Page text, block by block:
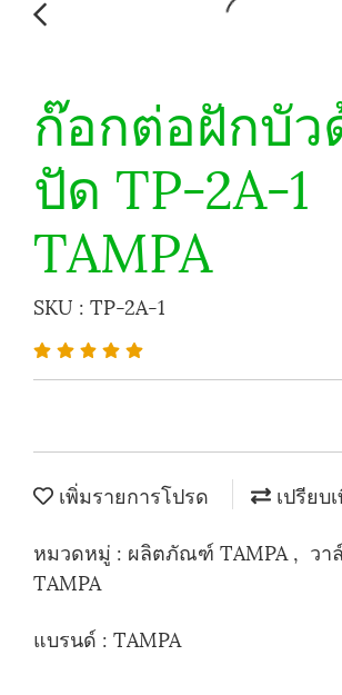
ก๊อกต่อฝักบัว
ปัด TP-2A-1
TAMPA
SKU : TP-2A-1
เพิ่มรายการโปรด
เปรียบ
หมวดหมู่ : ผลิตภัณฑ์ TAMPA , วา
TAMPA
แบรนด์ : TAMPA